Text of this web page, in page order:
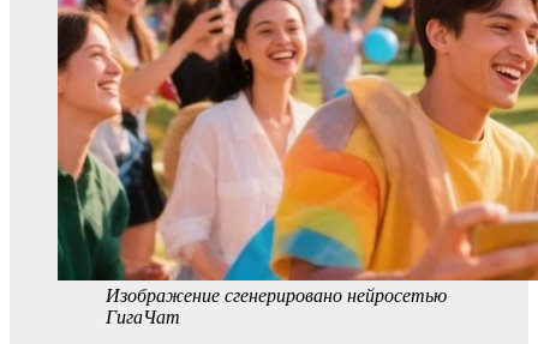
Изображение сгенерировано нейросетью
ГигаЧат